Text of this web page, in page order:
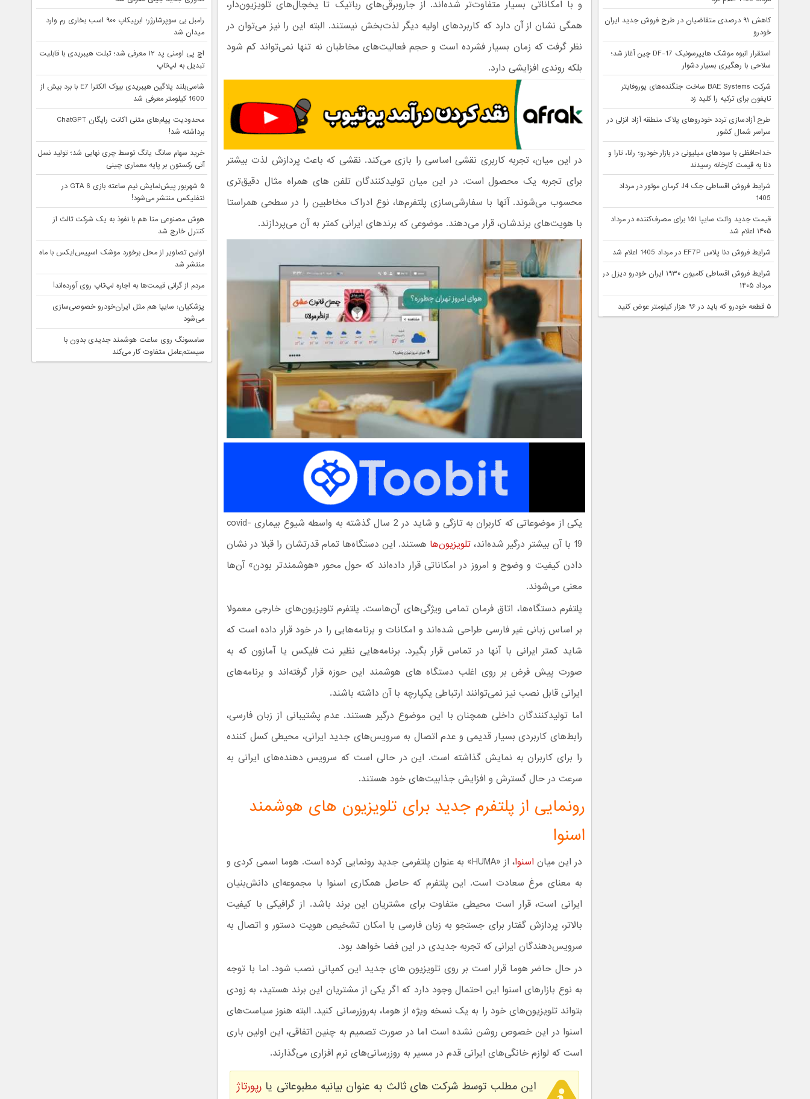
و با امکاناتی بسیار متفاوت‌تر شده‌اند. از جاروبرقی‌های رباتیک تا یخچال‌های تلویزیون‌دار،
همگی نشان از آن دارد که کاربردهای اولیه دیگر لذت‌بخش نیستند. البته این را نیز می‌توان در
نظر گرفت که زمان بسیار فشرده است و حجم فعالیت‌های مخاطبان نه تنها نمی‌تواند کم شود
بلکه روندی افزایشی دارد.
در این میان، تجربه کاربری نقشی اساسی را بازی می‌کند. نقشی که باعث پردازش لذت بیشتر
برای تجربه یک محصول است. در این میان تولیدکنندگان تلفن های همراه مثال دقیق‌تری
محسوب می‌شوند. آنها با سفارشی‌سازی پلتفرم‌ها، نوع ادراک مخاطبین را در سطحی همراستا
با هویت‌های برندشان، قرار می‌دهند. موضوعی که برندهای ایرانی کمتر به آن می‌پردازند.
یکی از موضوعاتی که کاربران به تازگی و شاید در 2 سال گذشته به واسطه شیوع بیماری covid-
19 با آن بیشتر درگیر شده‌اند،
تلویزیون‌ها هستند. این دستگاه‌ها تمام قدرتشان را قبلا در نشان
دادن کیفیت و وضوح و امروز در امکاناتی قرار داده‌اند که حول محور «هوشمندتر بودن» آن‌ها
معنی می‌شوند.
پلتفرم دستگاه‌ها، اتاق فرمان تمامی ویژگی‌های آن‌هاست. پلتفرم تلویزیون‌های خارجی معمولا
بر اساس زبانی غیر فارسی طراحی شده‌اند و امکانات و برنامه‌هایی را در خود قرار داده است که
شاید کمتر ایرانی با آنها در تماس قرار بگیرد. برنامه‌هایی نظیر نت فلیکس یا آمازون که به
صورت پیش فرض بر روی اغلب دستگاه های هوشمند این حوزه قرار گرفته‌اند و برنامه‌های
ایرانی قابل نصب نیز نمی‌توانند ارتباطی یکپارچه با آن داشته باشند.
اما تولیدکنندگان داخلی همچنان با این موضوع درگیر هستند. عدم پشتیبانی از زبان فارسی،
رابط‌های کاربردی بسیار قدیمی و عدم اتصال به سرویس‌های جدید ایرانی، محیطی کسل کننده
را برای کاربران به نمایش گذاشته است. این در حالی است که سرویس دهنده‌های ایرانی به
سرعت در حال گسترش و افزایش جذابیت‌های خود هستند.
رونمایی از پلتفرم جدید برای تلویزیون های هوشمند
اسنوا
در این میان اسنوا
، از «HUMA» به عنوان پلتفرمی جدید رونمایی کرده است. هوما اسمی کردی و
به معنای مرغ سعادت است. این پلتفرم که حاصل همکاری اسنوا با مجموعه‌ای دانش‌بنیان
ایرانی است، قرار است محیطی متفاوت برای مشتریان این برند باشد. از گرافیکی با کیفیت
بالاتر، پردازش گفتار برای جستجو به زبان فارسی با امکان تشخیص هویت دستور و اتصال به
سرویس‌دهندگان ایرانی که تجربه جدیدی در این فضا خواهد بود.
در حال حاضر هوما قرار است بر روی تلویزیون های جدید این کمپانی نصب شود. اما با توجه
به نوع بازارهای اسنوا این احتمال وجود دارد که اگر یکی از مشتریان این برند هستید، به زودی
بتواند تلویزیون‌های خود را به یک نسخه ویژه از هوما، به‌روزرسانی کنید. البته هنوز سیاست‌های
اسنوا در این خصوص روشن نشده است اما در صورت تصمیم به چنین اتفاقی، این اولین باری
است که لوازم خانگی‌های ایرانی قدم در مسیر به روزرسانی‌های نرم افزاری می‌گذارند.
این مطلب توسط شرکت های ثالث به عنوان بیانیه مطبوعاتی یا رپورتاژ
کاهش ۹۱ درصدی متقاضیان در طرح فروش جدید ایران
خودرو
استقرار انبوه موشک هایپرسونیک DF-17 چین آغاز شد؛
سلاحی با رهگیری بسیار دشوار
شرکت BAE Systems ساخت جنگنده‌های یوروفایتر
تایفون برای ترکیه را کلید زد
طرح آزادسازی تردد خودروهای پلاک منطقه آزاد انزلی در
سراسر شمال کشور
خداحافظی با سودهای میلیونی در بازار خودرو؛ رانا، تارا و
دنا به قیمت کارخانه رسیدند
شرایط فروش اقساطی جک J4 کرمان موتور در مرداد
1405
قیمت جدید وانت سایپا ۱۵۱ برای مصرف‌کننده در مرداد
۱۴۰۵ اعلام شد
شرایط فروش دنا پلاس EF7P در مرداد 1405 اعلام شد
شرایط فروش اقساطی کامیون ۱۹۳۰ ایران خودرو دیزل در
مرداد ۱۴۰۵
۵ قطعه خودرو که باید در ۹۶ هزار کیلومتر عوض کنید
رامبل بی سوپرشارژر؛ ابرپیکاپ ۹۰۰ اسب بخاری رم وارد
میدان شد
اچ پی اومنی پد ۱۲ معرفی شد؛ تبلت هیبریدی با قابلیت
تبدیل به لپ‌تاپ
شاسی‌بلند پلاگین هیبریدی بیوک الکترا E7 با برد بیش از
1600 کیلومتر معرفی شد
محدودیت پیام‌های متنی اکانت رایگان ChatGPT
برداشته شد!
خرید سهام سانگ‌ یانگ توسط چری نهایی شد؛ تولید نسل
آتی رکستون بر پایه معماری چینی
۵ شهریور پیش‌نمایش نیم ساعته بازی GTA 6 در
نتفلیکس منتشر می‌شود!
هوش مصنوعی متا هم با نفوذ به یک شرکت ثالث از
کنترل خارج شد
اولین تصاویر از محل برخورد موشک اسپیس‌ایکس با ماه
منتشر شد
مردم از گرانی قیمت‌ها به اجاره لپ‌تاپ روی آورده‌اند!
پزشکیان: سایپا هم مثل ایران‌خودرو خصوصی‌سازی
می‌شود
سامسونگ روی ساعت هوشمند جدیدی بدون با
سیستم‌عامل متفاوت کار می‌کند